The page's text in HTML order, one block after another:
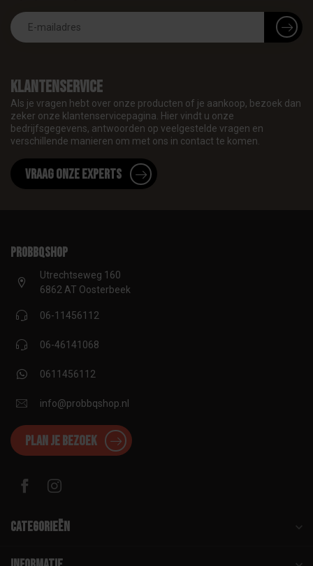
Klantenservice
Als je vragen hebt over onze producten of je aankoop, bezoek dan
zeker onze klantenservicepagina. Hier vindt u onze
bedrijfsgegevens, antwoorden op veelgestelde vragen en
verschillende manieren om met ons in contact te komen.
Vraag onze experts
proBBQshop
Utrechtseweg 160
6862 AT Oosterbeek
06-11456112
06-46141068
0611456112
info@probbqshop.nl
Plan je bezoek
Categorieën